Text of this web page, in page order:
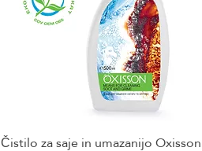
Hiter ogled
Čistilo za saje in umazanijo Oxisson